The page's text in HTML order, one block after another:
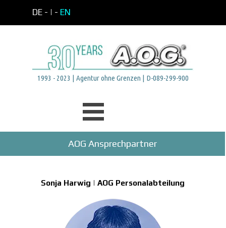
DE - | - EN
1993 - 2023 | Agentur ohne Grenzen | D-089-299-900
AOG Ansprechpartner
Sonja Harwig | AOG Personalabteilung